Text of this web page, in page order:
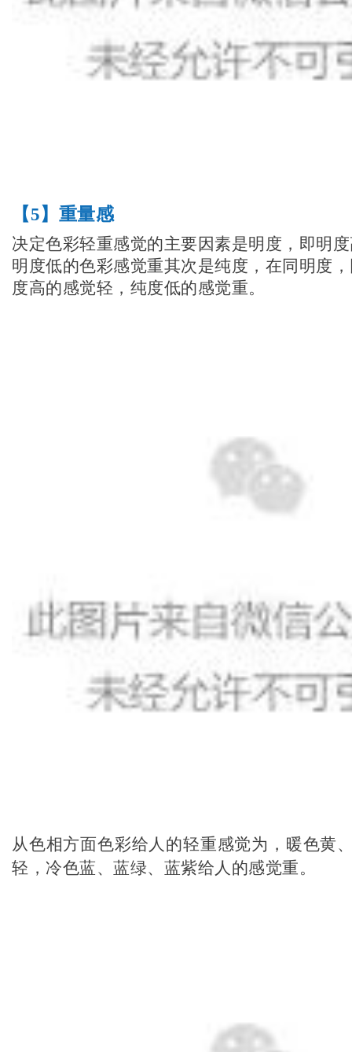
【5】 重量感
决定色彩轻重感觉的主要因素是明度，即明
明度低的色彩感觉重其次是纯度，在同明度
度高的感觉轻，纯度低的感觉重。
从色相方面色彩给人的轻重感觉为，暖色黄
轻，冷色蓝、蓝绿、蓝紫给人的感觉重。